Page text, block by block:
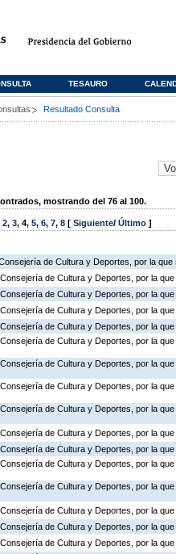
TESAURO
Resultado Consulta
mostrando del 76 al 100.
2, 3, 4, 5, 6, 7, 8 [ Siguiente/ Último ]
de Cultura y Deportes, por la
de Cultura y Deportes, por la
de Cultura y Deportes, por la
de Cultura y Deportes, por la
de Cultura y Deportes, por la
de Cultura y Deportes, por la
de Cultura y Deportes, por la
de Cultura y Deportes, por la
de Cultura y Deportes, por la
de Cultura y Deportes, por la
de Cultura y Deportes, por la
de Cultura y Deportes, por la
de Cultura y Deportes, por la
de Cultura y Deportes, por la
de Cultura y Deportes, por la
de Cultura y Deportes, por la